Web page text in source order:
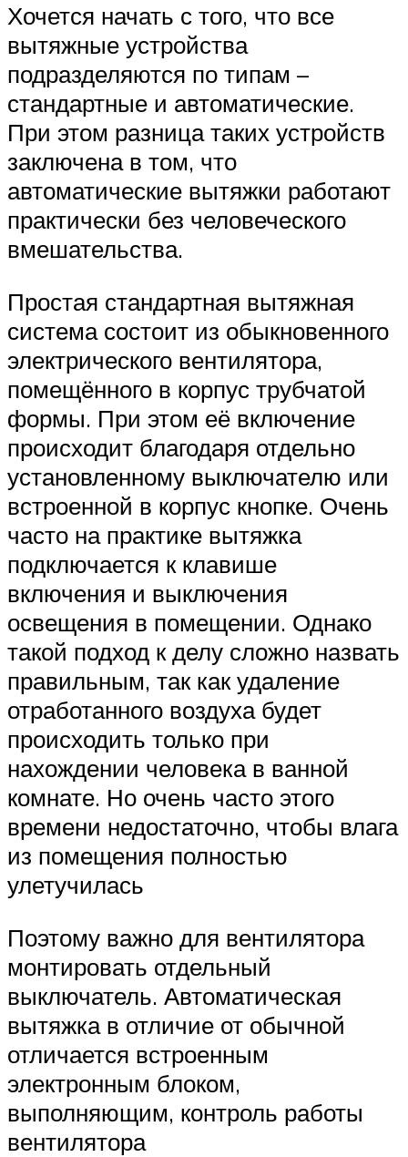
Хочется начать с того, что все
вытяжные устройства
подразделяются по типам –
стандартные и автоматические.
При этом разница таких устройств
заключена в том, что
автоматические вытяжки работают
практически без человеческого
вмешательства.
Простая стандартная вытяжная
система состоит из обыкновенного
электрического вентилятора,
помещённого в корпус трубчатой
формы. При этом её включение
происходит благодаря отдельно
установленному выключателю или
встроенной в корпус кнопке. Очень
часто на практике вытяжка
подключается к клавише
включения и выключения
освещения в помещении. Однако
такой подход к делу сложно назвать
правильным, так как удаление
отработанного воздуха будет
происходить только при
нахождении человека в ванной
комнате. Но очень часто этого
времени недостаточно, чтобы влага
из помещения полностью
улетучилась
Поэтому важно для вентилятора
монтировать отдельный
выключатель. Автоматическая
вытяжка в отличие от обычной
отличается встроенным
электронным блоком,
выполняющим, контроль работы
вентилятора